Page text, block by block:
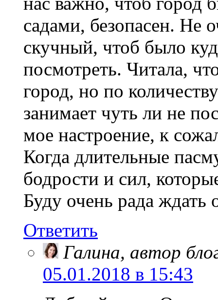
садами, безопасен. Не
скучный, чтоб было
посмотреть. Читала,
город, но по
занимает чуть ли не
мое настроение, к
Когда длительные
бодрости и сил,
Буду очень рада ждать
Ответить
Галина, автор
05.01.2018 в 15:43